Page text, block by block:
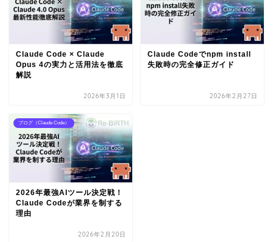
Claude Code × Claude
Opus 4の実力と活用法を徹底
解説
2026年3月1日
Claude Codeでnpm install
失敗時の完全修正ガイド
2026年2月27日
ブログ（Claude Code）
2026年最強AIツール決定戦！
Claude Codeが業界を制する
理由
2026年2月20日